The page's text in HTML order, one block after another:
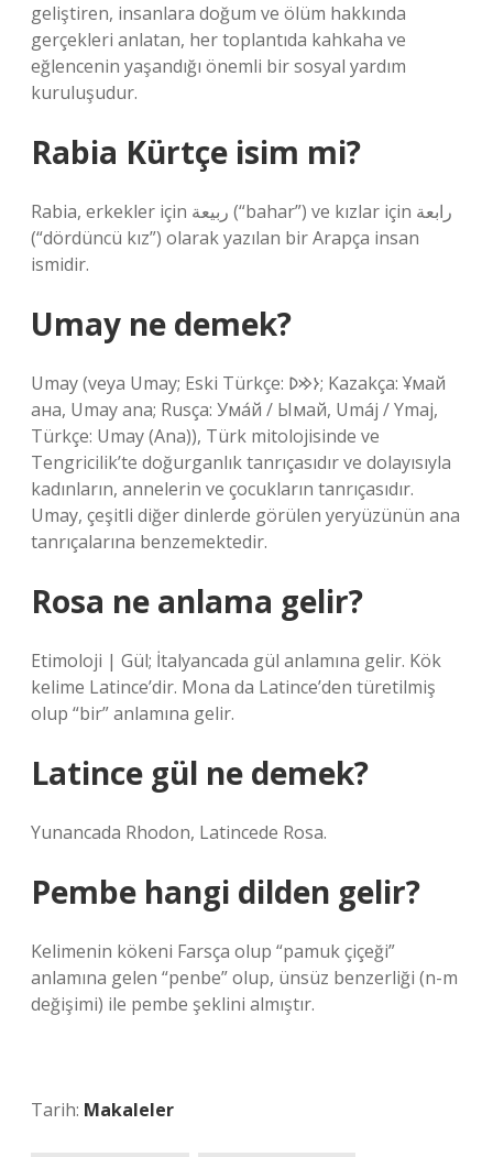
geliştiren, insanlara doğum ve ölüm hakkında
gerçekleri anlatan, her toplantıda kahkaha ve
eğlencenin yaşandığı önemli bir sosyal yardım
kuruluşudur.
Rabia Kürtçe isim mi?
Rabia, erkekler için ربيعة (“bahar”) ve kızlar için رابعة
(“dördüncü kız”) olarak yazılan bir Arapça insan
ismidir.
Umay ne demek?
Umay (veya Umay; Eski Türkçe: 𐰆𐰢𐰖; Kazakça: Ұмай
aна, Umay ana; Rusça: Ума́й / Ымай, Umáj / Ymaj,
Türkçe: Umay (Ana)), Türk mitolojisinde ve
Tengricilik’te doğurganlık tanrıçasıdır ve dolayısıyla
kadınların, annelerin ve çocukların tanrıçasıdır.
Umay, çeşitli diğer dinlerde görülen yeryüzünün ana
tanrıçalarına benzemektedir.
Rosa ne anlama gelir?
Etimoloji | Gül; İtalyancada gül anlamına gelir. Kök
kelime Latince’dir. Mona da Latince’den türetilmiş
olup “bir” anlamına gelir.
Latince gül ne demek?
Yunancada Rhodon, Latincede Rosa.
Pembe hangi dilden gelir?
Kelimenin kökeni Farsça olup “pamuk çiçeği”
anlamına gelen “penbe” olup, ünsüz benzerliği (n-m
değişimi) ile pembe şeklini almıştır.
Tarih: Makaleler